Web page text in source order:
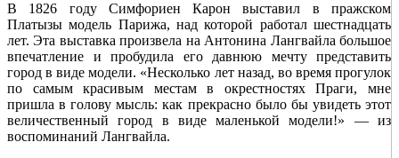
В 1826 году Симфориен Карон выставил в пражском
Платызы модель Парижа, над которой работал шестнадцать
лет. Эта выставка произвела на Антонина Лангвайла большое
впечатление и пробудила его давнюю мечту представить
город в виде модели. «Несколько лет назад, во время прогулок
по самым красивым местам в окрестностях Праги, мне
пришла в голову мысль: как прекрасно было бы увидеть этот
величественный город в виде маленькой модели!» — из
воспоминаний Лангвайла.